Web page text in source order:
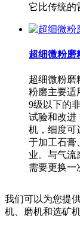
它比传统的
超细微粉磨
超细微粉磨
粉磨主要适
9级以下的
试验和改进
机，细度可
于加工石膏
业。与气流
需要更换一
我们可以为您提
机、磨机和选矿